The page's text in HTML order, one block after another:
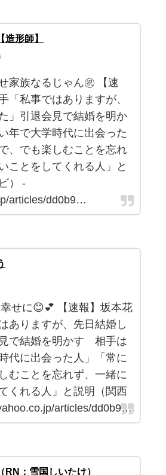
造形師】
家族なるじゃん㊗️ 【速
「私事ではありますが、
」引退会見で結婚を明か
年で大学時代に出会った
、でも楽しむことを忘れ
ことをしてくれる人」と
） -
articles/dd0b9…
せに😊💕︎︎ 【速報】坂本花
ありますが、先日結婚し
で結婚を明かす 相手は
代に出会った人」「常に
むことを忘れず、一緒に
くれる人」と説明（関西
articles/dd0b9…
RN：雪国しいたけ）